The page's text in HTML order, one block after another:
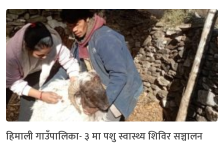
हिमाली गाउँपालिका- ३ मा पशु स्वास्थ्य शिविर सञ्चालन